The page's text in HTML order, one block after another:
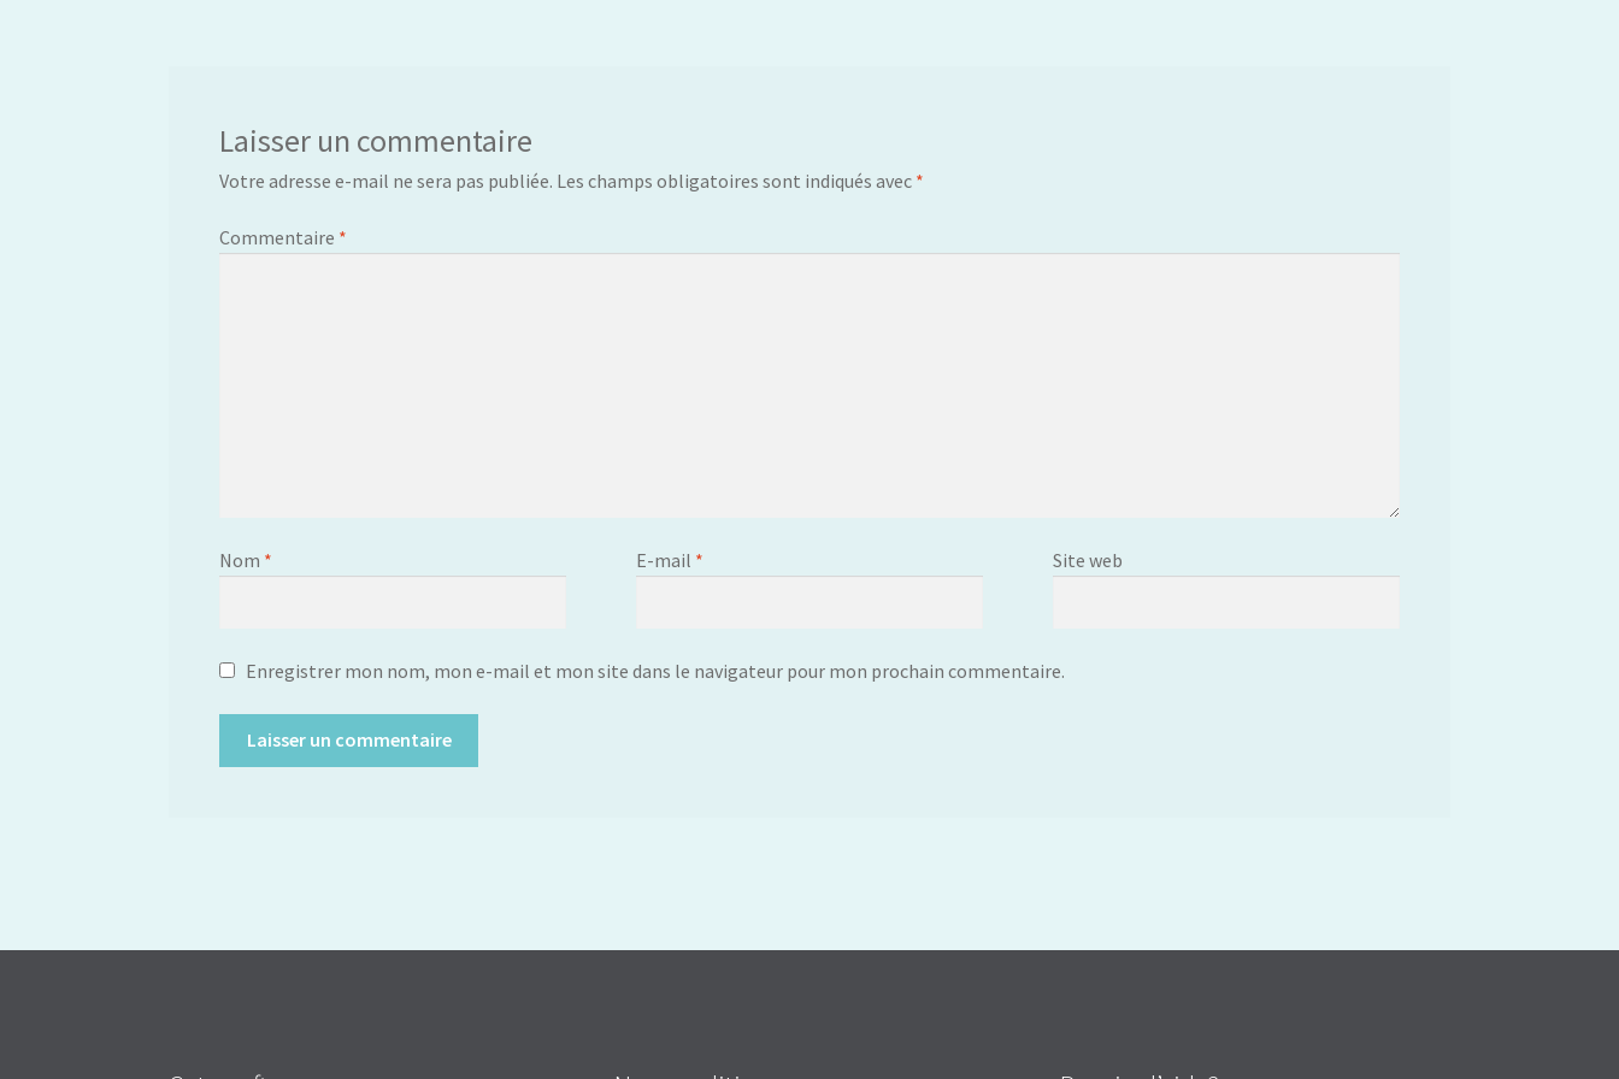
Laisser un commentaire
Votre adresse e-mail ne sera pas publiée. Les champs obligatoires sont indiqués avec *
Commentaire *
Nom * E-mail * Site web
Enregistrer mon nom, mon e-mail et mon site dans le navigateur pour mon prochain commentaire.